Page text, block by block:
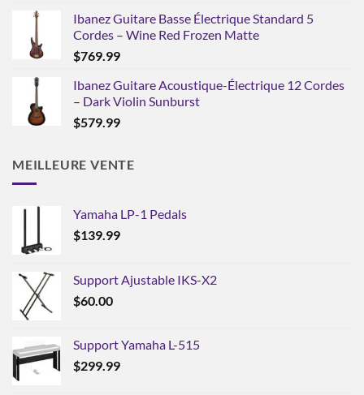
Ibanez Guitare Basse Électrique Standard 5
Cordes – Wine Red Frozen Matte
$769.99
Ibanez Guitare Acoustique-Électrique 12 Cordes
– Dark Violin Sunburst
$579.99
MEILLEURE VENTE
Yamaha LP-1 Pedals
$139.99
Support Ajustable IKS-X2
$60.00
Support Yamaha L-515
$299.99